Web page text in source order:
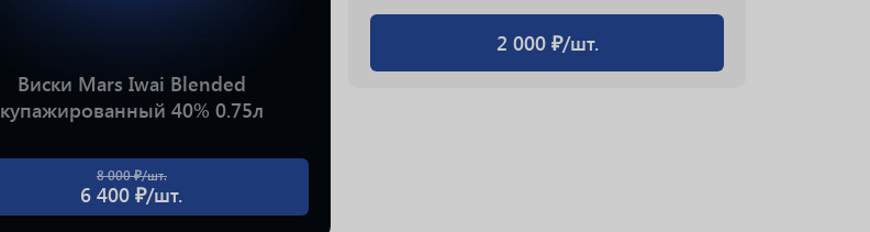
Виски Mars Iwai Blended
купажированный 40% 0.75л
8 000 ₽/шт.
6 400 ₽/шт.
2 000 ₽/шт.